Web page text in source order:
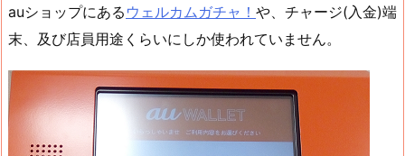
auショップにある ウェルカムガチャ！ や、チャージ(入金)端
末、及び店員用途くらいにしか使われていません。